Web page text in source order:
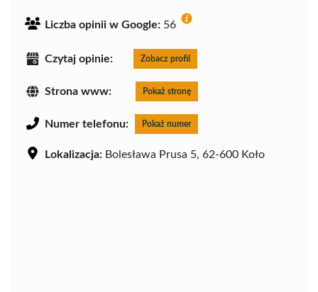
Liczba opinii w Google: 56
Czytaj opinie: Zobacz profil
Strona www: Pokaż stronę
Numer telefonu: Pokaż numer
Lokalizacja: Bolesława Prusa 5, 62-600 Koło